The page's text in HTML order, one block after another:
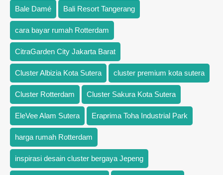
Bale Damé Bali Resort Tangerang
cara bayar rumah Rotterdam
CitraGarden City Jakarta Barat
Cluster Albizia Kota Sutera cluster premium kota sutera
Cluster Rotterdam Cluster Sakura Kota Sutera
EleVee Alam Sutera Eraprima Toha Industrial Park
harga rumah Rotterdam
inspirasi desain cluster bergaya Jepeng